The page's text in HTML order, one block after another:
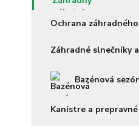
Ochrana
Záhradné slnečníky
Bazénová
Kanistre a